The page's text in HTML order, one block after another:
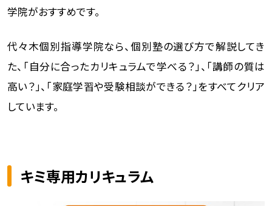
学院がおすすめです。
代々木個別指導学院なら、個別塾の選び方で解説してき
た、「自分に合ったカリキュラムで学べる？」、「講師の質は
高い？」、「家庭学習や受験相談ができる？」をすべてクリア
しています。
キミ専用カリキュラム